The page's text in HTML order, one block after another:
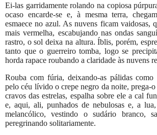
Ei-las garridamente rolando na copiosa
ocaso encarde-se e, à mesma terra,
esmaece no azul. As nuvens ficam vaidosas,
mais vermelha, escabujando nas ondas
rastro, o sol deixa na altura. Íblis, porém,
tanto que o guerreiro tomba, logo se
horda rapace roubando a claridade às nuvens
Rouba com fúria, deixando-as pálidas como
pelo céu lívido o crepe negro da noite, prega-o
cravos das estrelas, espalha sobre ele a cal
e, aqui, ali, punhados de nebulosas e, a
melancólico, vestindo o sudário branco,
peregrinando solitariamente.